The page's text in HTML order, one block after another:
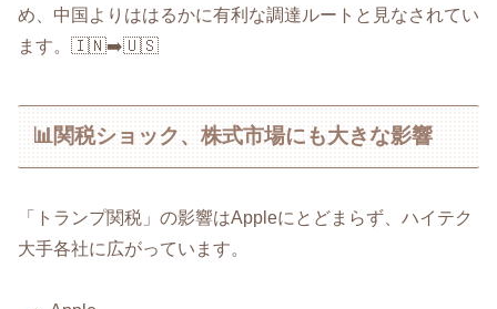
め、中国よりははるかに有利な調達ルートと見なされてい
ます。🇮🇳➡️🇺🇸
📊関税ショック、株式市場にも大きな影響
「トランプ関税」の影響はAppleにとどまらず、ハイテク
大手各社に広がっています。